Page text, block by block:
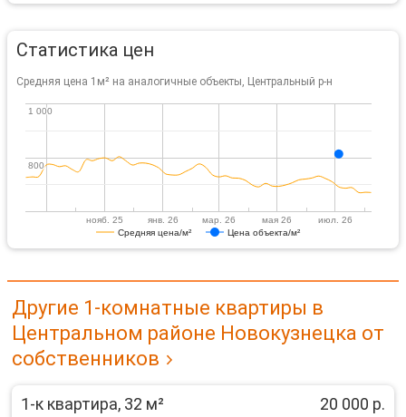
Статистика цен
Средняя цена 1м² на аналогичные объекты, Центральный р-н
Средняя цена/м² Цена объекта/м²
нояб. 25 янв. 26 мар. 26 мая 26 июл. 26
800
800
1 000
1 000
Другие 1-комнатные квартиры в
Центральном районе Новокузнецка от
собственников
1-к квартира, 32 м² 20 000 р.